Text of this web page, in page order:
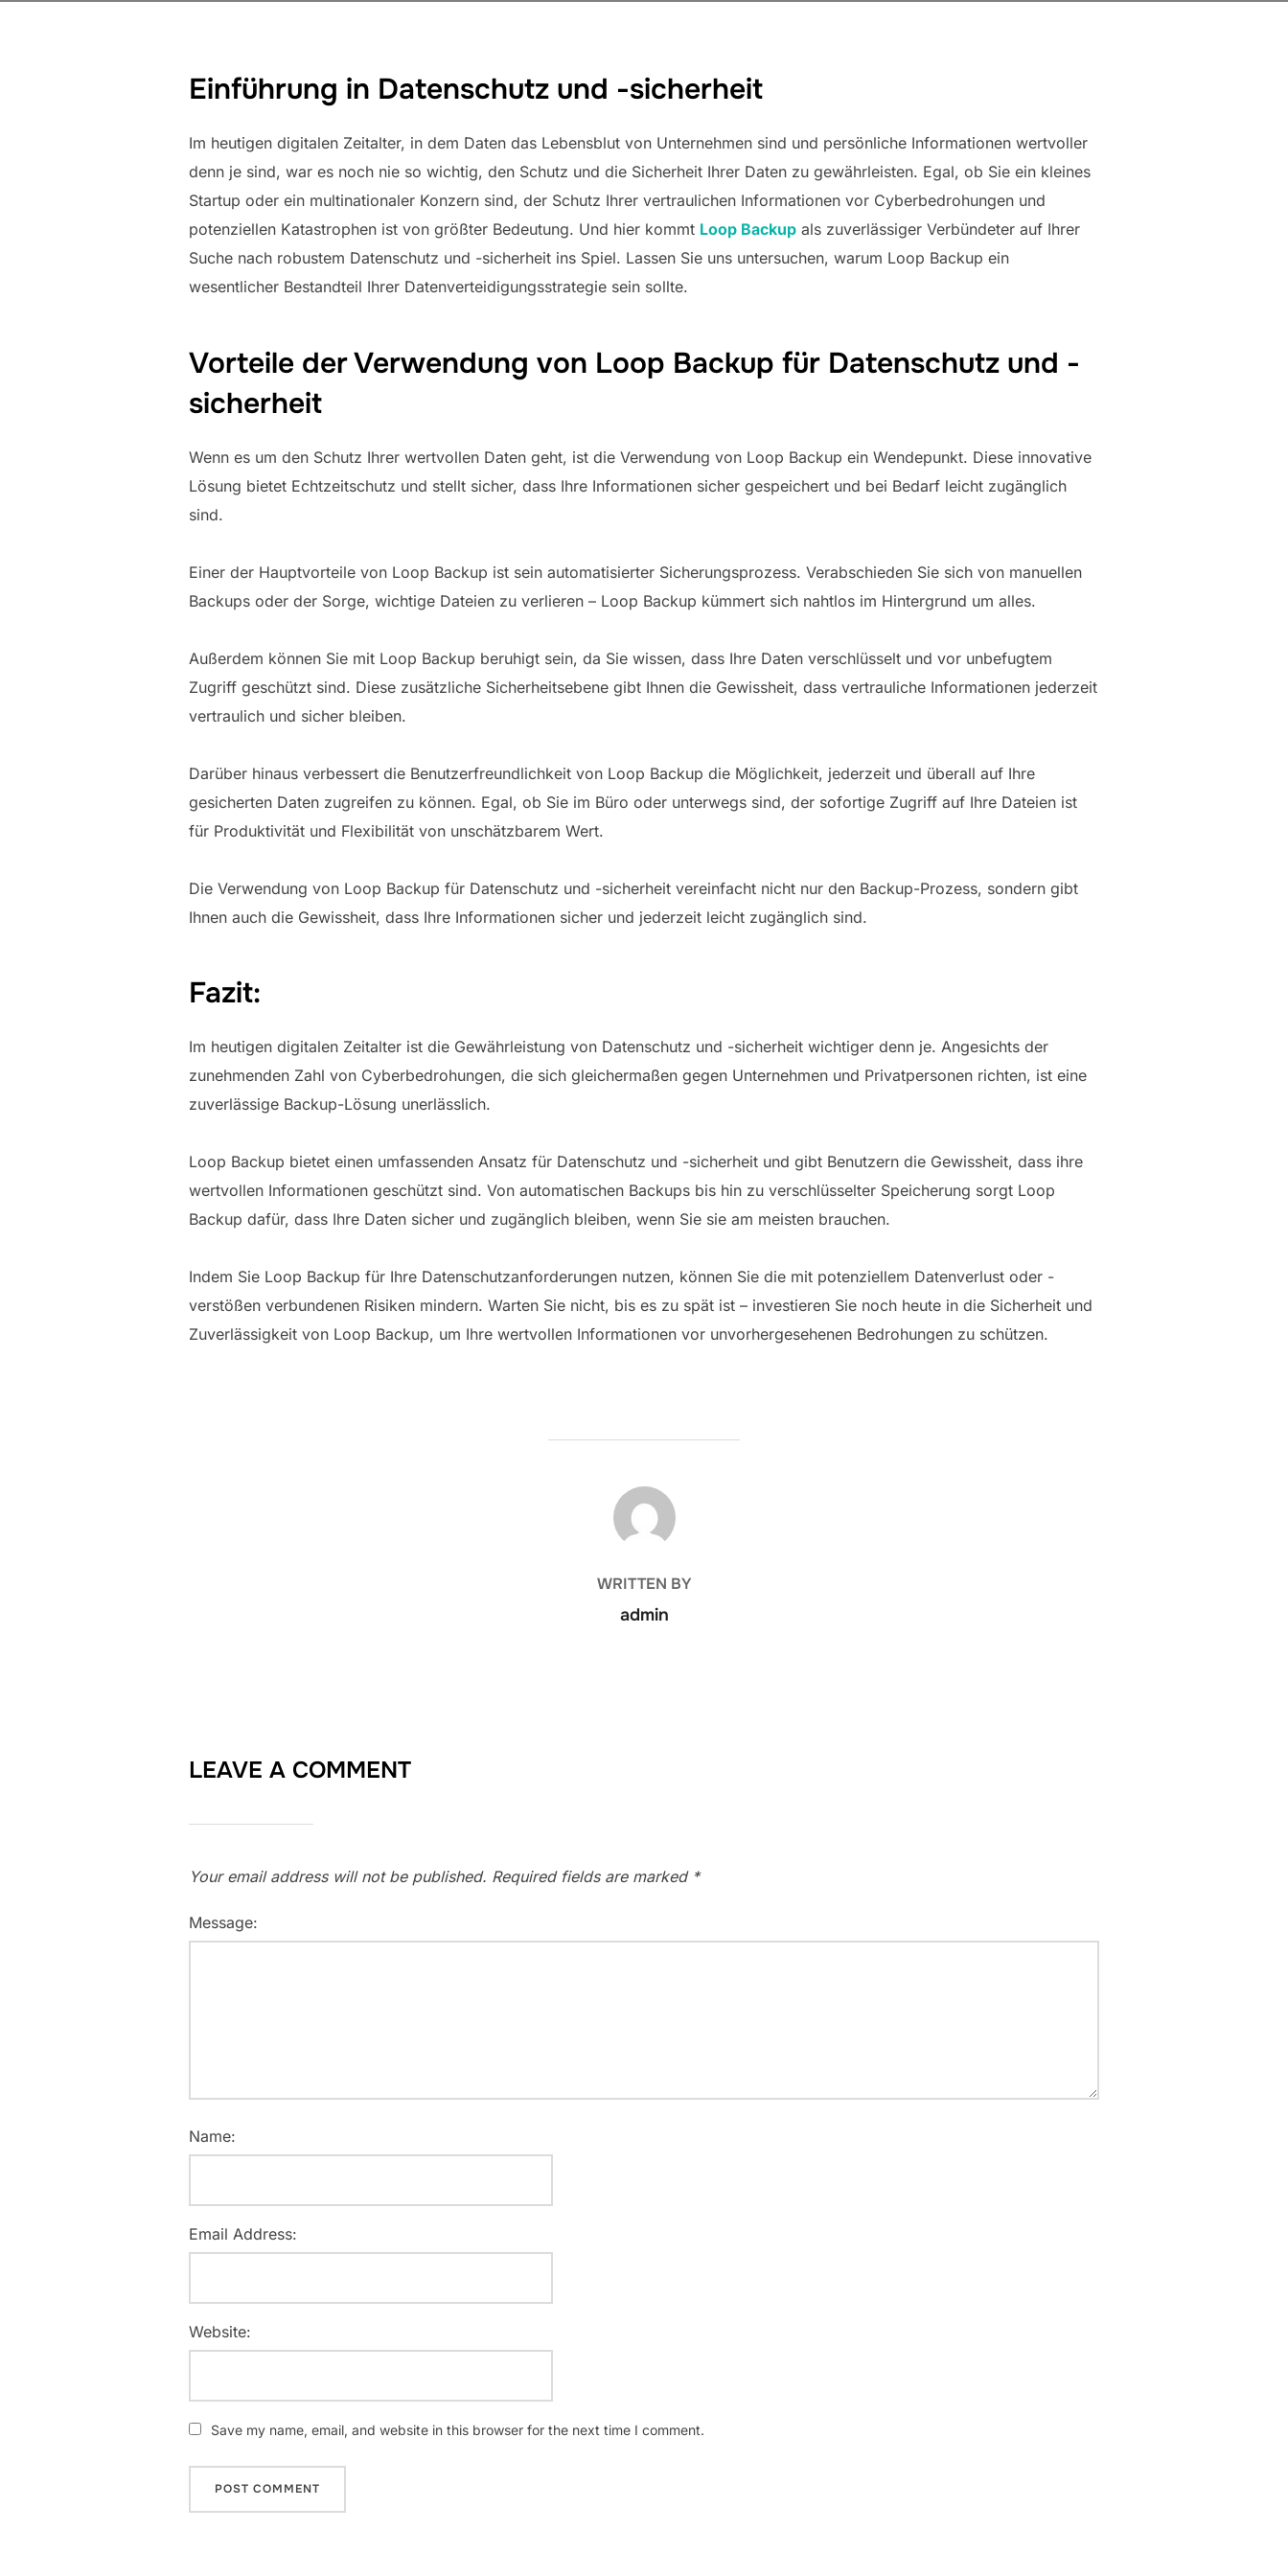
Einführung in Datenschutz und -sicherheit
Im heutigen digitalen Zeitalter, in dem Daten das Lebensblut von Unternehmen sind und persönliche Informationen wertvoller
denn je sind, war es noch nie so wichtig, den Schutz und die Sicherheit Ihrer Daten zu gewährleisten. Egal, ob Sie ein kleines
Startup oder ein multinationaler Konzern sind, der Schutz Ihrer vertraulichen Informationen vor Cyberbedrohungen und
potenziellen Katastrophen ist von größter Bedeutung. Und hier kommt Loop Backup als zuverlässiger Verbündeter auf Ihrer
Suche nach robustem Datenschutz und -sicherheit ins Spiel. Lassen Sie uns untersuchen, warum Loop Backup ein
wesentlicher Bestandteil Ihrer Datenverteidigungsstrategie sein sollte.
Vorteile der Verwendung von Loop Backup für Datenschutz und -
sicherheit
Wenn es um den Schutz Ihrer wertvollen Daten geht, ist die Verwendung von Loop Backup ein Wendepunkt. Diese innovative
Lösung bietet Echtzeitschutz und stellt sicher, dass Ihre Informationen sicher gespeichert und bei Bedarf leicht zugänglich
sind.
Einer der Hauptvorteile von Loop Backup ist sein automatisierter Sicherungsprozess. Verabschieden Sie sich von manuellen
Backups oder der Sorge, wichtige Dateien zu verlieren – Loop Backup kümmert sich nahtlos im Hintergrund um alles.
Außerdem können Sie mit Loop Backup beruhigt sein, da Sie wissen, dass Ihre Daten verschlüsselt und vor unbefugtem
Zugriff geschützt sind. Diese zusätzliche Sicherheitsebene gibt Ihnen die Gewissheit, dass vertrauliche Informationen jederzeit
vertraulich und sicher bleiben.
Darüber hinaus verbessert die Benutzerfreundlichkeit von Loop Backup die Möglichkeit, jederzeit und überall auf Ihre
gesicherten Daten zugreifen zu können. Egal, ob Sie im Büro oder unterwegs sind, der sofortige Zugriff auf Ihre Dateien ist
für Produktivität und Flexibilität von unschätzbarem Wert.
Die Verwendung von Loop Backup für Datenschutz und -sicherheit vereinfacht nicht nur den Backup-Prozess, sondern gibt
Ihnen auch die Gewissheit, dass Ihre Informationen sicher und jederzeit leicht zugänglich sind.
Fazit:
Im heutigen digitalen Zeitalter ist die Gewährleistung von Datenschutz und -sicherheit wichtiger denn je. Angesichts der
zunehmenden Zahl von Cyberbedrohungen, die sich gleichermaßen gegen Unternehmen und Privatpersonen richten, ist eine
zuverlässige Backup-Lösung unerlässlich.
Loop Backup bietet einen umfassenden Ansatz für Datenschutz und -sicherheit und gibt Benutzern die Gewissheit, dass ihre
wertvollen Informationen geschützt sind. Von automatischen Backups bis hin zu verschlüsselter Speicherung sorgt Loop
Backup dafür, dass Ihre Daten sicher und zugänglich bleiben, wenn Sie sie am meisten brauchen.
Indem Sie Loop Backup für Ihre Datenschutzanforderungen nutzen, können Sie die mit potenziellem Datenverlust oder -
verstößen verbundenen Risiken mindern. Warten Sie nicht, bis es zu spät ist – investieren Sie noch heute in die Sicherheit und
Zuverlässigkeit von Loop Backup, um Ihre wertvollen Informationen vor unvorhergesehenen Bedrohungen zu schützen.
POST AUTHOR
WRITTEN BY
admin
LEAVE A COMMENT
Your email address will not be published. Required fields are marked *
Message:
Name:
Email Address:
Website:
Save my name, email, and website in this browser for the next time I comment.